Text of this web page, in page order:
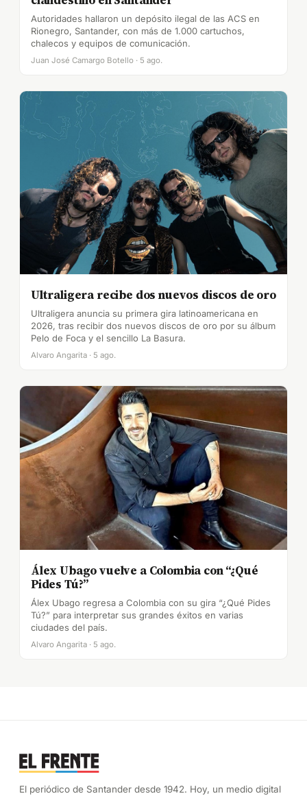
Autoridades hallaron un depósito ilegal de las ACS en
Rionegro, Santander, con más de 1.000 cartuchos,
chalecos y equipos de comunicación.
Juan José Camargo Botello · 5 ago.
Ultraligera recibe dos nuevos discos de oro
Ultraligera anuncia su primera gira latinoamericana en
2026, tras recibir dos nuevos discos de oro por su álbum
Pelo de Foca y el sencillo La Basura.
Alvaro Angarita · 5 ago.
Álex Ubago vuelve a Colombia con “¿Qué
Pides Tú?”
Álex Ubago regresa a Colombia con su gira “¿Qué Pides
Tú?” para interpretar sus grandes éxitos en varias
ciudades del país.
Alvaro Angarita · 5 ago.
El periódico de Santander desde 1942. Hoy, un medio digital